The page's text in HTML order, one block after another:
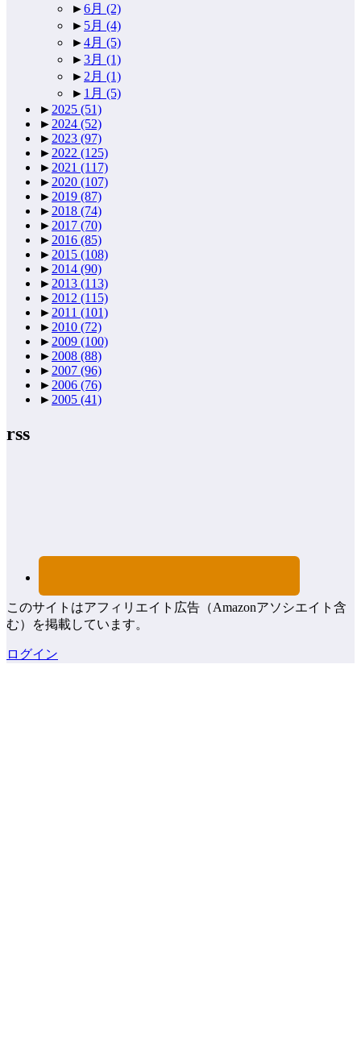
►6月 (2)
► 5月 (4)
►4月 (5)
►3月 (1)
► 2月 (1)
► 1月 (5)
► 2025 (51)
► 2024 (52)
► 2023 (97)
► 2022 (125)
► 2021 (117)
► 2020 (107)
► 2019 (87)
► 2018 (74)
► 2017 (70)
► 2016 (85)
► 2015 (108)
► 2014 (90)
► 2013 (113)
► 2012 (115)
► 2011 (101)
► 2010 (72)
► 2009 (100)
► 2008 (88)
► 2007 (96)
► 2006 (76)
► 2005 (41)
rss
このサイトはアフィリエイト広告（Amazonアソシエイト含
む）を掲載しています。
ログイン